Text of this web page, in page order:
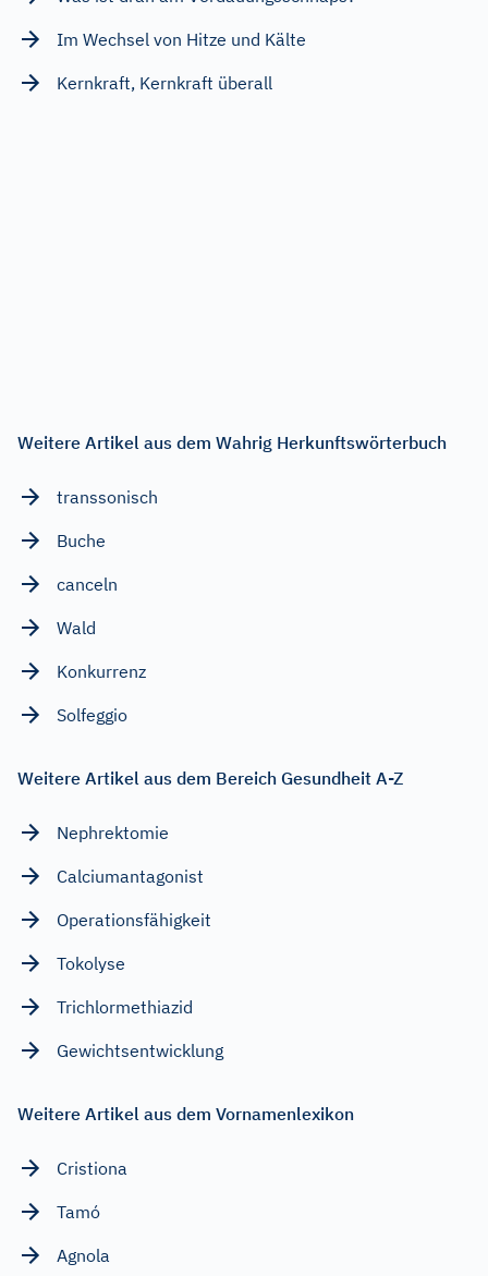
Im Wechsel von Hitze und Kälte
Kernkraft, Kernkraft überall
Weitere Artikel aus dem Wahrig Herkunftswörterbuch
transsonisch
Buche
canceln
Wald
Konkurrenz
Solfeggio
Weitere Artikel aus dem Bereich Gesundheit A-Z
Nephrektomie
Calciumantagonist
Operationsfähigkeit
Tokolyse
Trichlormethiazid
Gewichtsentwicklung
Weitere Artikel aus dem Vornamenlexikon
Cristiona
Tamó
Agnola